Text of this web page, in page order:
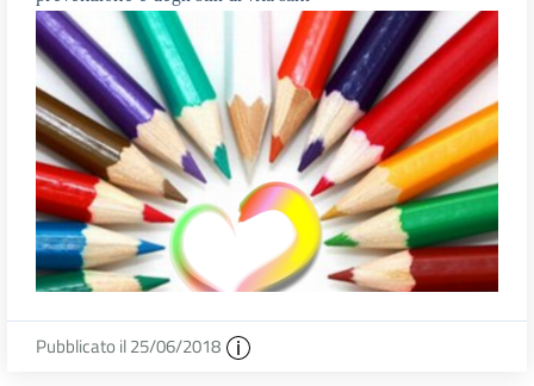
Pubblicato il 25/06/2018